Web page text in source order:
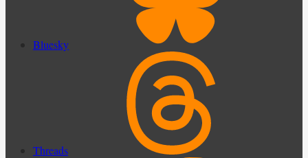
Bluesky
Threads